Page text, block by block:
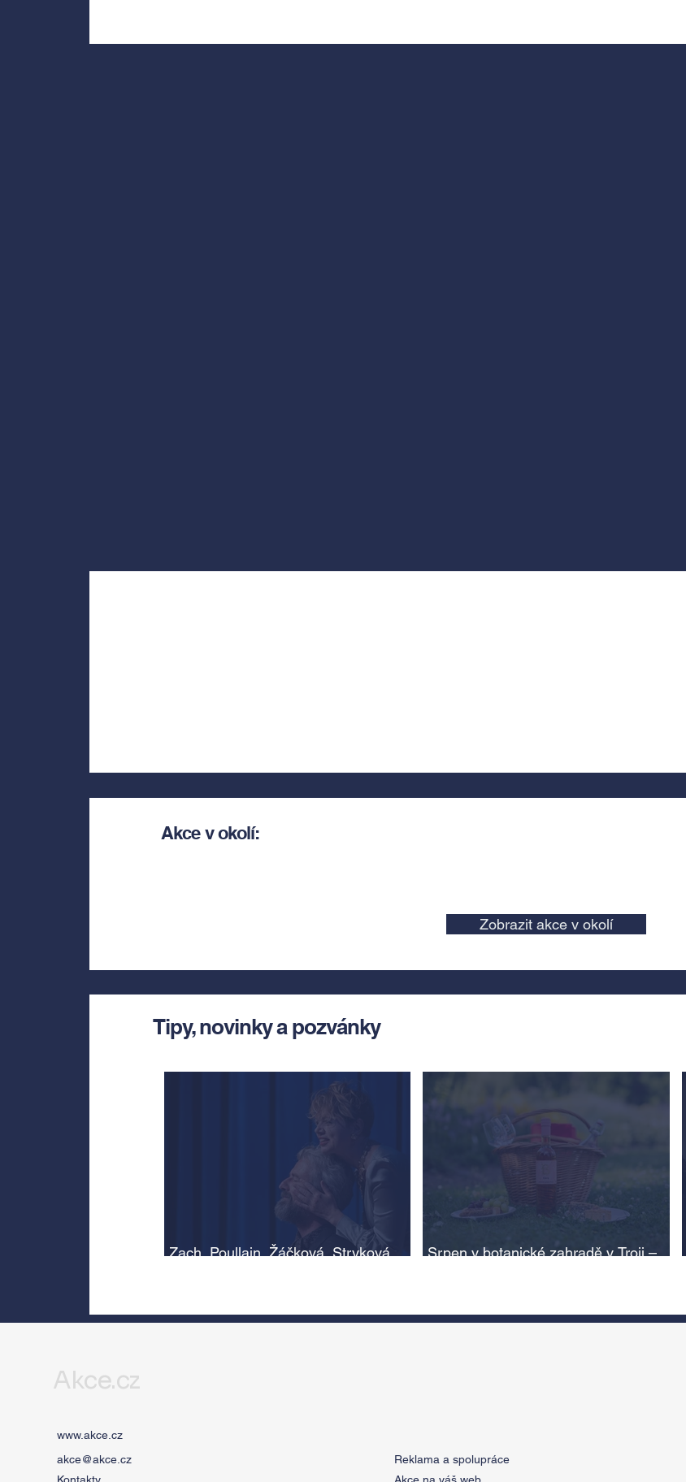
Akce v okolí:
Zobrazit akce v okolí
Tipy, novinky a pozvánky
Zach, Poullain, Žáčková, Stryková,
Srpen v botanické zahradě v Troji –
Akce.cz
www.akce.cz
akce@akce.cz
Reklama a spolupráce